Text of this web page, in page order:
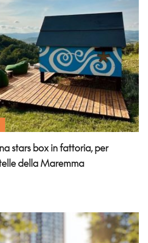
stars box in fattoria, per
della Maremma